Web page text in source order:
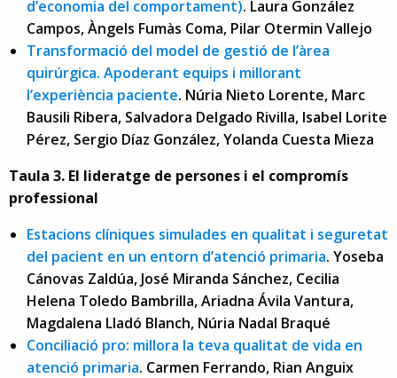
d’economia del comportament). Laura González
Campos, Àngels Fumàs Coma, Pilar Otermin Vallejo
Transformació del model de gestió de l’àrea
quirúrgica. Apoderant equips i millorant
l’experiència paciente. Núria Nieto Lorente, Marc
Bausili Ribera, Salvadora Delgado Rivilla, Isabel Lorite
Pérez, Sergio Díaz González, Yolanda Cuesta Mieza
Taula 3. El lideratge de persones i el compromís
professional
Estacions clíniques simulades en qualitat i seguretat
del pacient en un entorn d’atenció primaria. Yoseba
Cánovas Zaldúa, José Miranda Sánchez, Cecilia
Helena Toledo Bambrilla, Ariadna Ávila Vantura,
Magdalena Lladó Blanch, Núria Nadal Braqué
Conciliació pro: millora la teva qualitat de vida en
atenció primaria. Carmen Ferrando, Rian Anguix